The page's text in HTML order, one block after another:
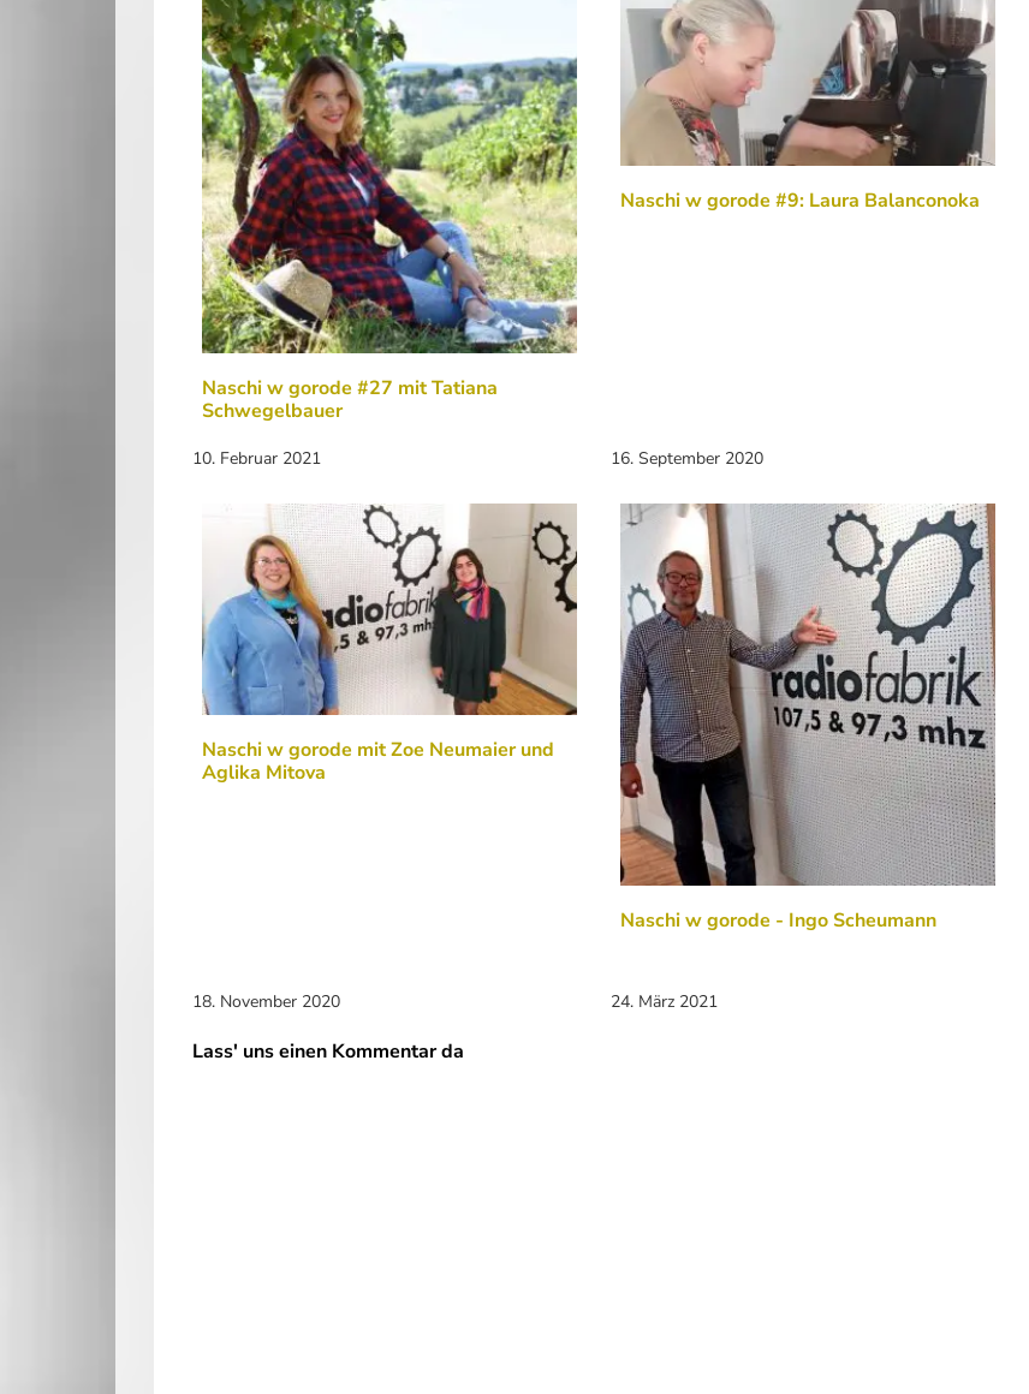
Naschi w gorode #27 mit Tatiana
Schwegelbauer
10. Februar 2021
Naschi w gorode #9: Laura Balanconoka
16. September 2020
Naschi w gorode mit Zoe Neumaier und
Aglika Mitova
18. November 2020
Naschi w gorode - Ingo Scheumann
24. März 2021
Lass' uns einen Kommentar da